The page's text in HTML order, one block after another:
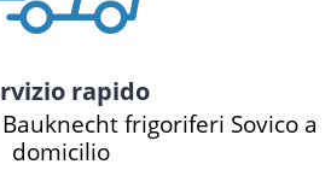
rapido
frigoriferi Sovico a
domicilio